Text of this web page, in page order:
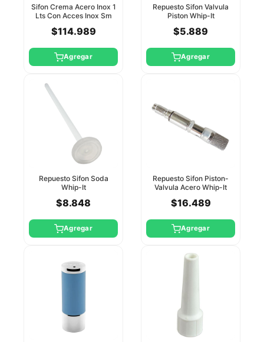
Sifon Crema Acero Inox 1
Lts Con Acces Inox Sm
$114.989
Agregar
Repuesto Sifon Valvula
Piston Whip-It
$5.889
Agregar
Repuesto Sifon Soda
Whip-It
$8.848
Agregar
Repuesto Sifon Piston-
Valvula Acero Whip-It
$16.489
Agregar